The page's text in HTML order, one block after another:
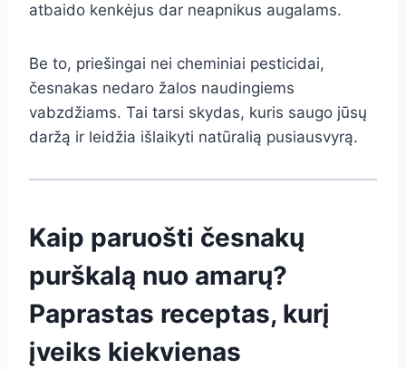
atbaido kenkėjus dar neapnikus augalams.
Be to, priešingai nei cheminiai pesticidai,
česnakas nedaro žalos naudingiems
vabzdžiams. Tai tarsi skydas, kuris saugo jūsų
daržą ir leidžia išlaikyti natūralią pusiausvyrą.
Kaip paruošti česnakų
purškalą nuo amarų?
Paprastas receptas, kurį
įveiks kiekvienas